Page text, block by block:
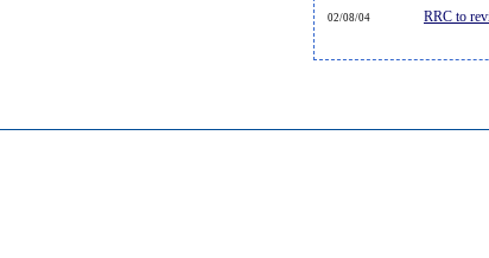
02/08/04 RRC to